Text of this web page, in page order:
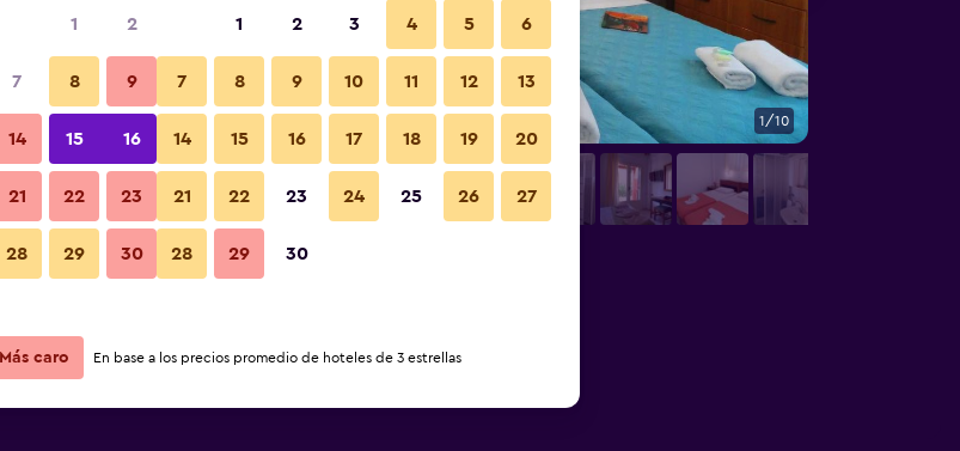
Ver precios
Ver precios
Habitación 1/10
Fotos
1 2
7 8 9
14 15 16
21 22 23
28 29 30
1 2 3 4 5 6
7 8 9 10 11 12 13
14 15 16 17 18 19 20
21 22 23 24 25 26 27
28 29 30
Más caro En base a los precios promedio de hoteles de 3 estrellas